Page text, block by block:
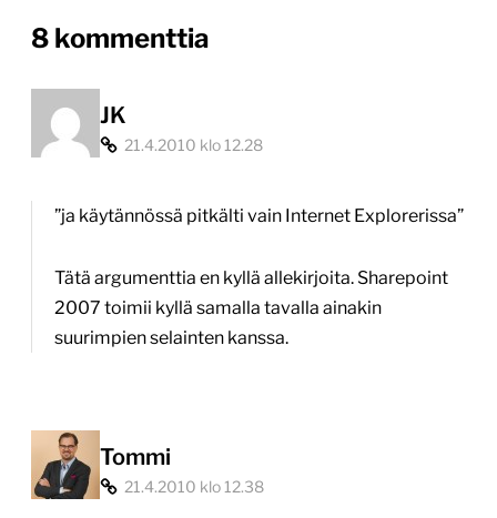
8 kommenttia
2007
JK
21.4.2010 klo 12.28
”ja käytännössä pitkälti vain Internet Explorerissa”
Tätä argumenttia en kyllä allekirjoita. Sharepoint
2007 toimii kyllä samalla tavalla ainakin
suurimpien selainten kanssa.
Tommi
21.4.2010 klo 12.38